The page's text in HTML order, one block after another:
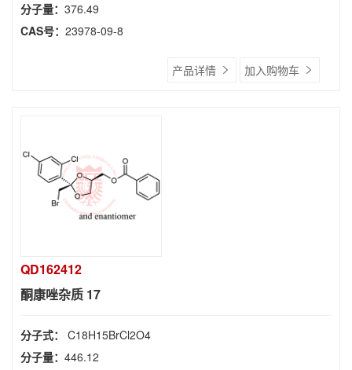
分子量： 376.49
CAS号： 23978-09-8
产品详情 加入购物车
QD162412
酮康唑杂质 17
分子式： C18H15BrCl2O4
分子量： 446.12